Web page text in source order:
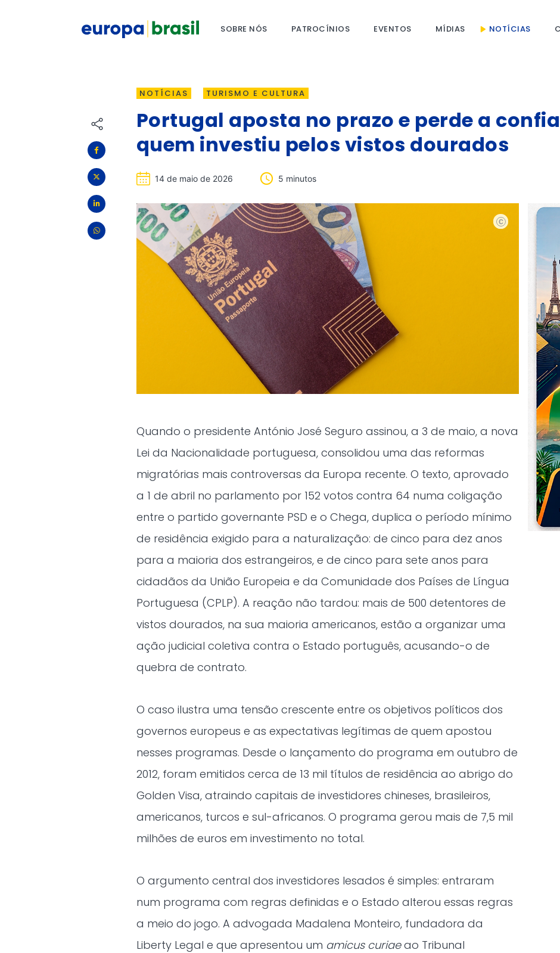
SOBRE NÓS PATROCÍNIOS EVENTOS MÍDIAS NOTÍCIAS
NOTÍCIAS TURISMO E CULTURA
Portugal aposta no prazo e perde a
quem investiu pelos vistos dourados
14 de maio de 2026 5 minutos
shutterstock
Quando o presidente António José Seguro assinou, a 3 de maio, a nova
Lei da Nacionalidade portuguesa, consolidou uma das reformas
migratórias mais controversas da Europa recente. O texto, aprovado
a 1 de abril no parlamento por 152 votos contra 64 numa coligação
entre o partido governante PSD e o Chega, duplica o período mínimo
de residência exigido para a naturalização: de cinco para dez anos
para a maioria dos estrangeiros, e de cinco para sete anos para
cidadãos da União Europeia e da Comunidade dos Países de Língua
Portuguesa (CPLP). A reação não tardou: mais de 500 detentores de
vistos dourados, na sua maioria americanos, estão a organizar uma
ação judicial coletiva contra o Estado português, acusando-o de
quebra de contrato.
O caso ilustra uma tensão crescente entre os objetivos políticos dos
governos europeus e as expectativas legítimas de quem apostou
nesses programas. Desde o lançamento do programa em outubro de
2012, foram emitidos cerca de 13 mil títulos de residência ao abrigo do
Golden Visa, atraindo capitais de investidores chineses, brasileiros,
americanos, turcos e sul-africanos. O programa gerou mais de 7,5 mil
milhões de euros em investimento no total.
O argumento central dos investidores lesados é simples: entraram
num programa com regras definidas e o Estado alterou essas regras
a meio do jogo. A advogada Madalena Monteiro, fundadora da
Liberty Legal e que apresentou um amicus curiaeao Tribunal